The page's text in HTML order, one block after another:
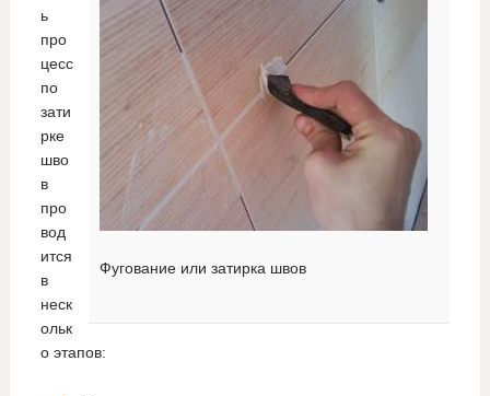
Фугование или затирка швов
ь
про
цесс
по
зати
рке
шво
в
про
вод
ится
в
неск
ольк
о этапов: